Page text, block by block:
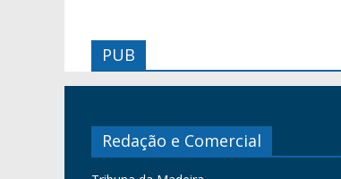
PUB
Redação e Comercial